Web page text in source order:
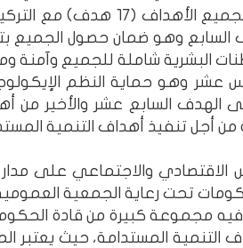
تشمل المراجعة الوطنية الطوعية
السابع وهو ضمان حصول الجميع
البشرية شاملة للجميع وآمنة
عشر وهو حماية النظم
الهدف السابع عشر والأخير من
أجل تنفيذ أهداف التنمية
الاقتصادي والاجتماعي على
تحت رعاية الجمعية
مجموعة كبيرة من قادة
المستدامة، حيث يعتبر